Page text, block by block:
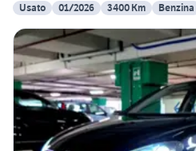
Usato
01/2026 3400 Km Benzina